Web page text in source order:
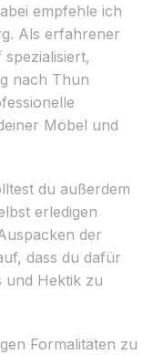
empfehle ich
Als erfahrener
nach Thun
Möbel und
du außerdem
erledigen
der
dass du dafür
und Hektik zu
Formalitäten zu